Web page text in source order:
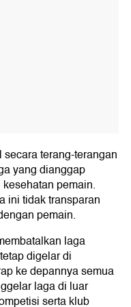
terang-terangan
yang dianggap
pemain.
ini tidak transparan
pemain.
laga
digelar di
ke depannya semua
laga di luar
serta klub